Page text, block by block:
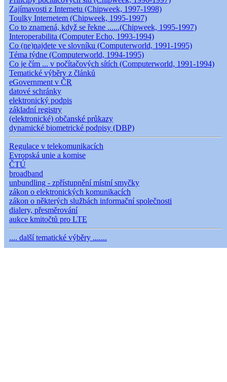
Zajímavosti z Internetu (Chipweek, 1997-1998)
Toulky Internetem (Chipweek, 1995-1997)
Co to znamená, když se řekne ......(Chipweek, 1995-1997)
Interoperabilita (Computer Echo, 1993-1994)
Co (ne)najdete ve slovníku (Computerworld, 1991-1995)
Téma týdne (Computerworld, 1994-1995)
Co je čím ... v počítačových sítích (Computerworld, 1991-1994)
Tematické výběry z článků
eGovernment v ČR
datové schránky
elektronický podpis
základní registry
(elektronické) občanské průkazy
dynamické biometrické podpisy (DBP)
Regulace v telekomunikacích
Evropská unie a komise
ČTÚ
broadband
unbundling - zpřístupnění místní smyčky
zákon o elektronických komunikacích
zákon o některých službách informační společnosti
dialery, přesměrování
aukce kmitočtů pro LTE
.... další tematické výběry .......